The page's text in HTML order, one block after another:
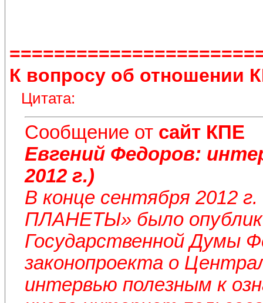
К вопросу об отношении
Цитата:
Сообщение от сайт КПЕ
Евгений Федоров:
2012 г.)
В конце сентября 2012
ПЛАНЕТЫ» было
Государственной Думы
законопроекта о
интервью полезным к